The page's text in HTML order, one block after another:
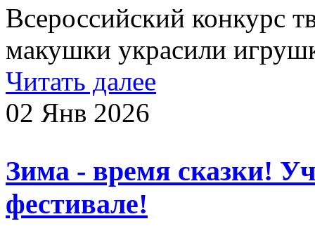
Всероссийский конкурс
макушки украсили
Читать далее
02 Янв 2026
Зима - время сказки!
фестивале!